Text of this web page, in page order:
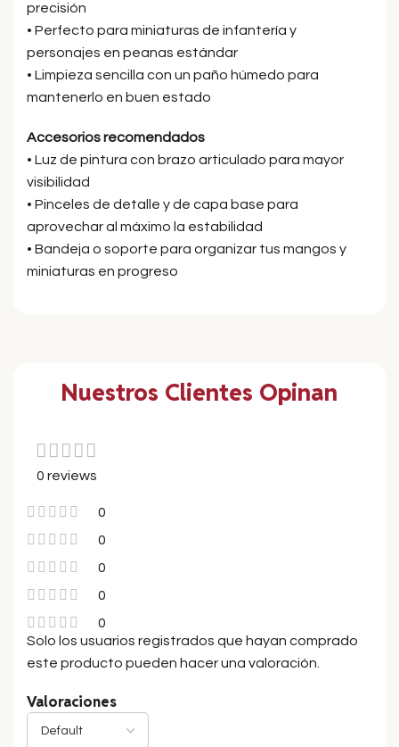
precisión
• Perfecto para miniaturas de infantería y
personajes en peanas estándar
• Limpieza sencilla con un paño húmedo para
mantenerlo en buen estado
Accesorios recomendados
• Luz de pintura con brazo articulado para mayor
visibilidad
• Pinceles de detalle y de capa base para
aprovechar al máximo la estabilidad
• Bandeja o soporte para organizar tus mangos y
miniaturas en progreso
Nuestros Clientes Opinan
0 reviews
0
0
0
0
0
Valoraciones
Solo los usuarios registrados que hayan comprado
este producto pueden hacer una valoración.